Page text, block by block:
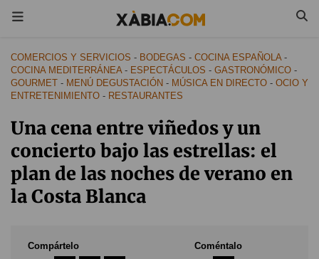
COMERCIOS Y SERVICIOS - BODEGAS - COCINA ESPAÑOLA-
COCINA MEDITERRÁNEA- ESPECTÁCULOS - GASTRONÓMICO -
GOURMET - MENÚ DEGUSTACIÓN - MÚSICA EN DIRECTO - OCIO Y
ENTRETENIMIENTO - RESTAURANTES
Una cena entre viñedos y un
concierto bajo las estrellas: el
plan de las noches de verano en
la Costa Blanca
Compártelo Coméntalo